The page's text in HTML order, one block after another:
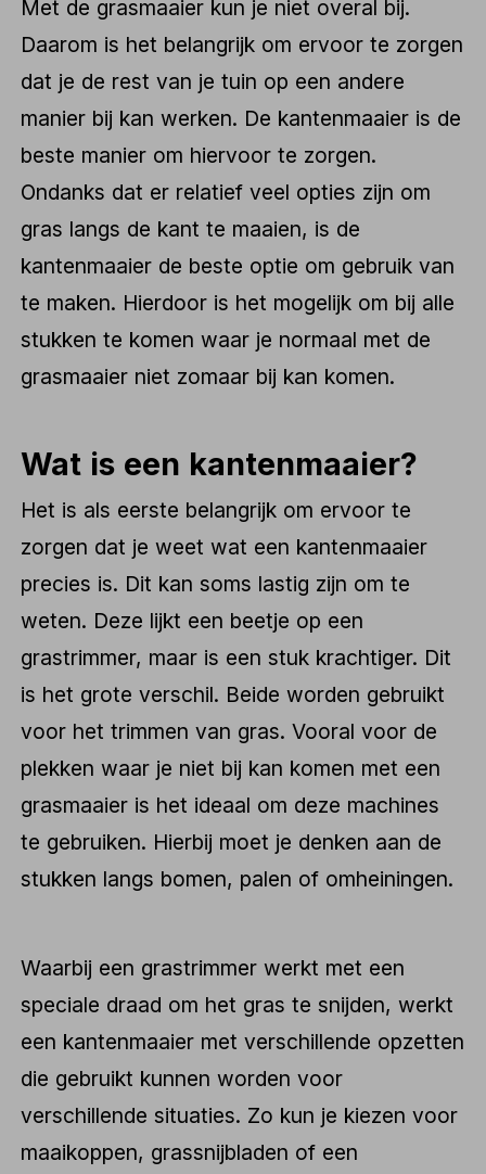
Met de grasmaaier kun je niet overal bij.
Daarom is het belangrijk om ervoor te zorgen
dat je de rest van je tuin op een andere
manier bij kan werken. De kantenmaaier is de
beste manier om hiervoor te zorgen.
Ondanks dat er relatief veel opties zijn om
gras langs de kant te maaien, is de
kantenmaaier de beste optie om gebruik van
te maken. Hierdoor is het mogelijk om bij alle
stukken te komen waar je normaal met de
grasmaaier niet zomaar bij kan komen.
Wat is een kantenmaaier?
Het is als eerste belangrijk om ervoor te
zorgen dat je weet wat een kantenmaaier
precies is. Dit kan soms lastig zijn om te
weten. Deze lijkt een beetje op een
grastrimmer, maar is een stuk krachtiger. Dit
is het grote verschil. Beide worden gebruikt
voor het trimmen van gras. Vooral voor de
plekken waar je niet bij kan komen met een
grasmaaier is het ideaal om deze machines
te gebruiken. Hierbij moet je denken aan de
stukken langs bomen, palen of omheiningen.
Waarbij een grastrimmer werkt met een
speciale draad om het gras te snijden, werkt
een kantenmaaier met verschillende opzetten
die gebruikt kunnen worden voor
verschillende situaties. Zo kun je kiezen voor
maaikoppen, grassnijbladen of een